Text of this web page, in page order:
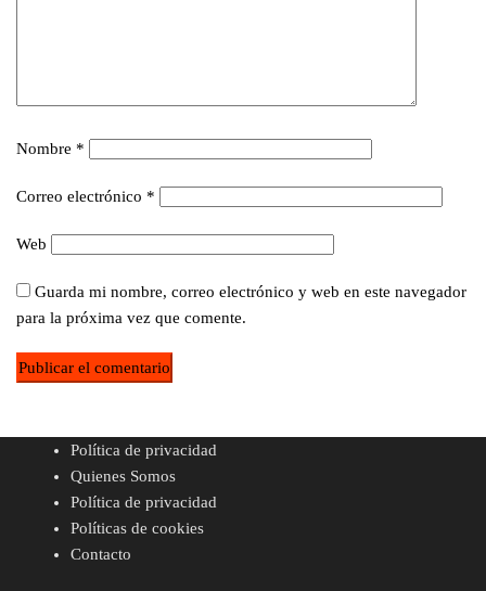
Nombre *
Correo electrónico *
Web
Guarda mi nombre, correo electrónico y web en este navegador
para la próxima vez que comente.
Política de privacidad
Quienes Somos
Política de privacidad
Políticas de cookies
Contacto